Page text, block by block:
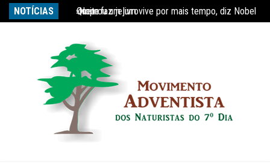
para
NOTÍCIAS Quem faz jejum vive por mais tempo, diz Nobel
Estudo constata que período de faculdade faz